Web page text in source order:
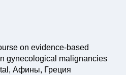
on evidenсe-based
gynecological malignancies
Афины, Греция